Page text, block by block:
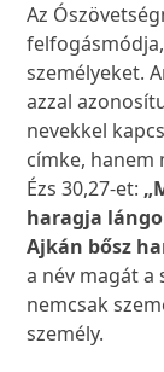
Az
személyeket.
azzal
nevekkel
címke, hanem
Ézs 30,27-et:
haragja
Ajkán bősz
a név magát a
nemcsak
személy.